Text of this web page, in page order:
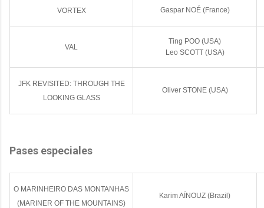
VORTEX Gaspar NOÉ (France)
VAL
Ting POO (USA)
Leo SCOTT (USA)
JFK REVISITED: THROUGH THE
LOOKING GLASS
Oliver STONE (USA)
Pases especiales
O MARINHEIRO DAS MONTANHAS
(MARINER OF THE MOUNTAINS)
Karim AÏNOUZ (Brazil)